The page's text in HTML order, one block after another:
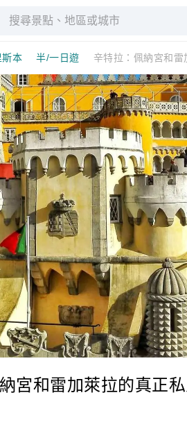
斯本 半/一日遊 辛特拉：佩納宮和
宮和雷加萊拉的真正